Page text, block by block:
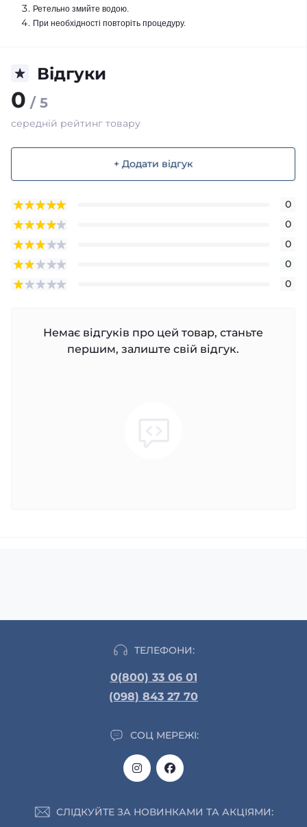
Ретельно змийте водою.
При необхідності повторіть процедуру.
Відгуки
0 / 5
середній рейтинг товару
+ Додати відгук
0
0
0
0
0
Немає відгуків про цей товар, станьте
першим, залиште свій відгук.
ТЕЛЕФОНИ:
0(800) 33 06 01
(098) 843 27 70
СОЦ МЕРЕЖІ:
СЛІДКУЙТЕ ЗА НОВИНКАМИ ТА АКЦІЯМИ: